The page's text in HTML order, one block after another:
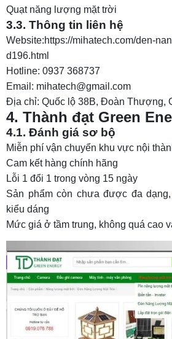
Quạt năng lượng mặt trời
3.3. Thông tin liên hệ
Website:https://mihatech.com/den-
d196.html
Hotline: 0937 368737
Email: mihatech@gmail.com
Địa chỉ: Quốc lộ 38B, Đoàn Thượng,
4. Thành đạt Green
4.1. Đánh giá sơ bộ
Miễn phí vận chuyển khu vực nội
Cam kết hàng chính hãng
Lỗi 1 đổi 1 trong vòng 15 ngày
Sản phẩm còn chưa được đa
kiểu dáng
Mức giá ở tầm trung, không quá cao